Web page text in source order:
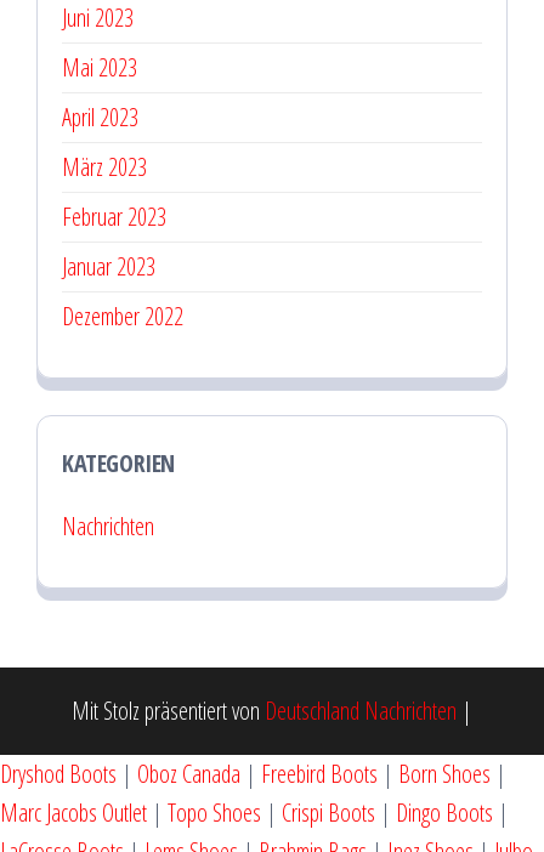
Juni 2023
Mai 2023
April 2023
März 2023
Februar 2023
Januar 2023
Dezember 2022
KATEGORIEN
Nachrichten
Mit Stolz präsentiert von Deutschland Nachrichten |
Dryshod Boots | Oboz Canada | Freebird Boots | Born Shoes |
Marc Jacobs Outlet | Topo Shoes | Crispi Boots | Dingo Boots |